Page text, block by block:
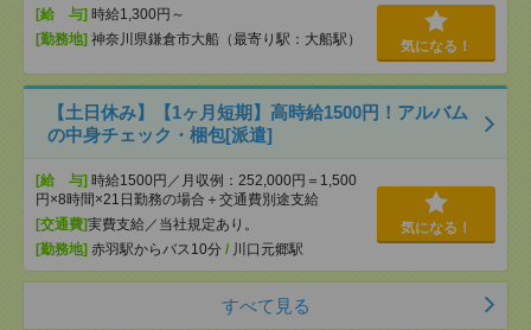
[給 与] 時給1,300円～
[勤務地] 神奈川県鎌倉市大船（最寄り駅：大船駅） 気になる！
【土日休み】【1ヶ月短期】高時給1500円！アルバム
の中身チェック・梱包[派遣]
[給 与] 時給1500円／月収例：252,000円＝1,500
円×8時間×21日勤務の場合＋交通費別途支給
[交通費]実費支給／当社規定あり。
[勤務地] 赤羽駅からバス10分 / 川口元郷駅
気になる！
すべて見る